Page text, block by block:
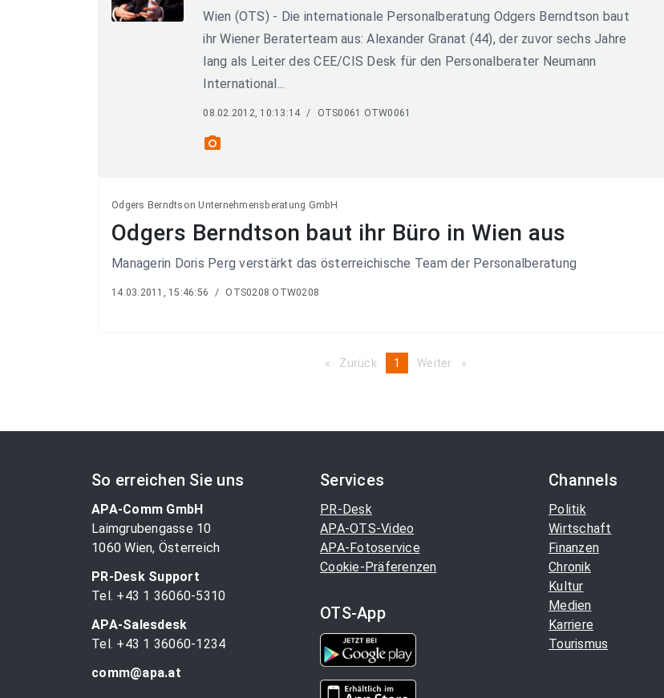
Wien (OTS) - Die internationale Personalberatung Odgers Berndtson baut
ihr Wiener Beraterteam aus: Alexander Granat (44), der zuvor sechs Jahre
lang als Leiter des CEE/CIS Desk für den Personalberater Neumann
International...
08.02.2012, 10:13:14 / OTS0061 OTW0061
photo_camera
Odgers Berndtson Unternehmensberatung GmbH
Odgers Berndtson baut ihr Büro in Wien aus
Managerin Doris Perg verstärkt das österreichische Team der Personalberatung
14.03.2011, 15:46:56 / OTS0208 OTW0208
Zurück pageYou're
1 Weiter page
So erreichen Sie uns
APA-Comm GmbH
Laimgrubengasse 10
1060 Wien, Österreich
PR-Desk Support
Tel. +43 1 36060-5310
APA-Salesdesk
Tel. +43 1 36060-1234
comm@apa.at
Services
PR-Desk
APA-OTS-Video
APA-Fotoservice
Cookie-Präferenzen
OTS-App
Channels
Politik
Wirtschaft
Finanzen
Chronik
Kultur
Medien
Karriere
Tourismus